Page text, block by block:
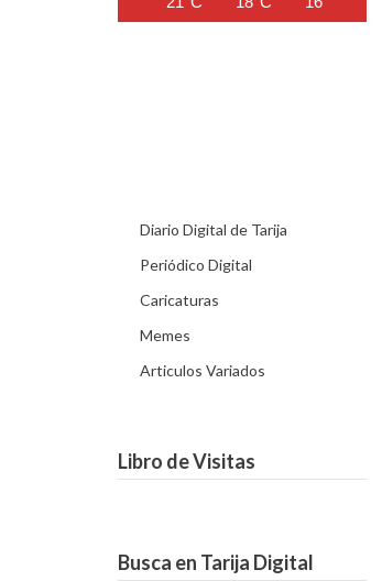
Diario Digital de Tarija
Periódico Digital
Caricaturas
Memes
Articulos Variados
Libro de Visitas
Busca en Tarija Digital